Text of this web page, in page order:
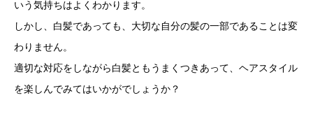
いう気持ちはよくわかります。
しかし、白髪であっても、大切な自分の髪の一部であることは変
わりません。
適切な対応をしながら白髪ともうまくつきあって、ヘアスタイル
を楽しんでみてはいかがでしょうか？